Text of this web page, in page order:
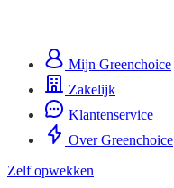
Mijn Greenchoice
Zakelijk
Klantenservice
Over Greenchoice
Zelf opwekken